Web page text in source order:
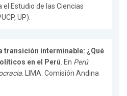
el Estudio de las Ciencias
UP).
transición interminable: ¿Qué
en el Perú. En Perú
. LIMA. Comisión Andina